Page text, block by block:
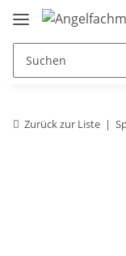
Zurück zur Liste